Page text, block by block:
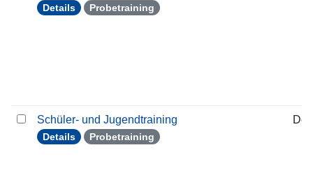
Details Probetraining
Schüler- und Jugendtraining
Details Probetraining